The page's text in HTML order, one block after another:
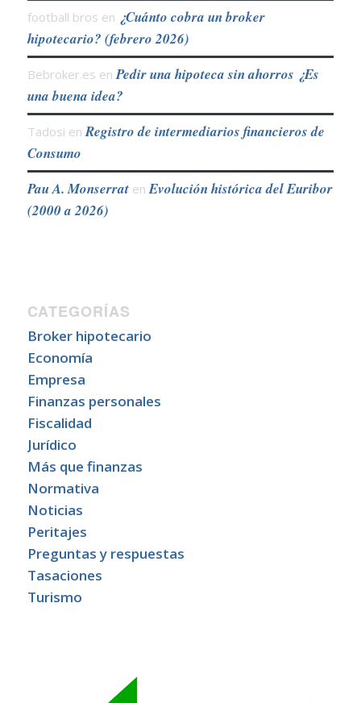
football bros en ¿Cuánto cobra un broker
hipotecario? (febrero 2026)
Bebroker.es en Pedir una hipoteca sin ahorros ¿Es
una buena idea?
Tadosi en Registro de intermediarios financieros de
Consumo
Pau A. Monserraten Evolución histórica del Euribor
(2000 a 2026)
CATEGORÍAS
Broker hipotecario
Economía
Empresa
Finanzas personales
Fiscalidad
Jurídico
Más que finanzas
Normativa
Noticias
Peritajes
Preguntas y respuestas
Tasaciones
Turismo